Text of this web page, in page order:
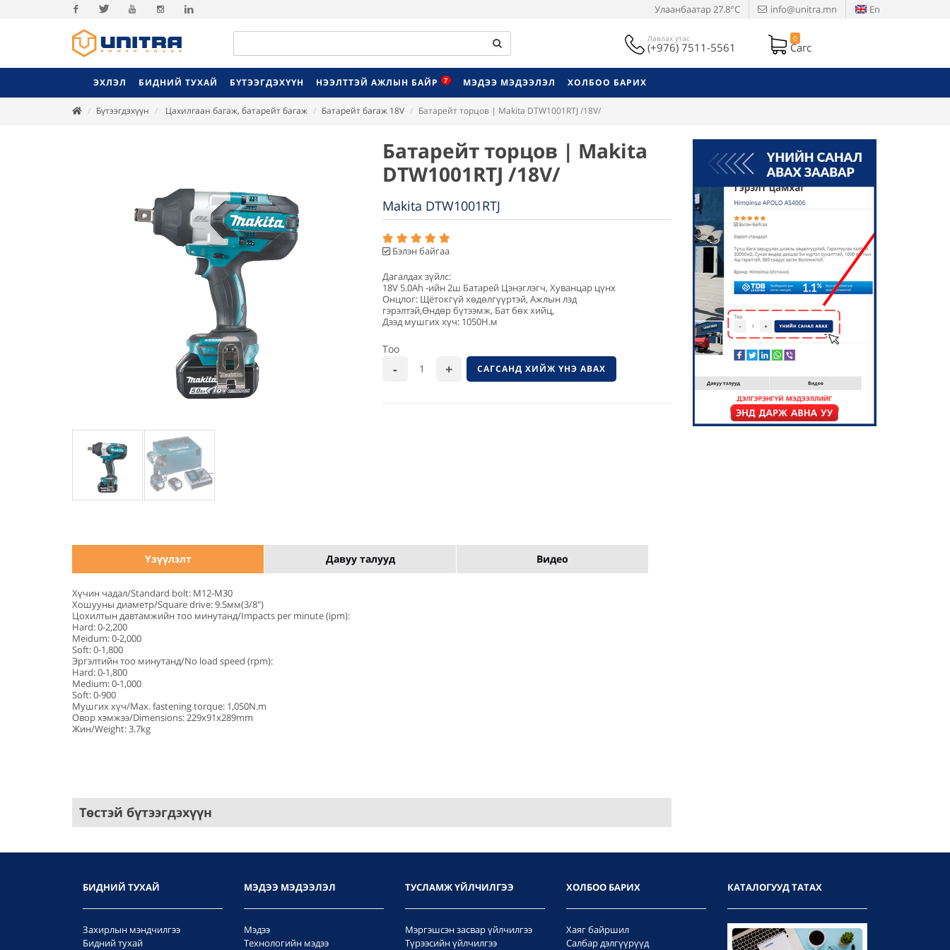
Facebook
Улаанбаатар27.8°C info@unitra.mn En
Лавлах утас
(+976) 7511-5561
0
Сагс
ЭХЛЭЛ БИДНИЙ ТУХАЙ БҮТЭЭГДЭХҮҮН НЭЭЛТТЭЙ АЖЛЫН БАЙР 7 МЭДЭЭ МЭДЭЭЛЭЛ ХОЛБОО БАРИХ
Бүтээгдэхүүн Цахилгаан багаж, батарейт багаж Батарейт багаж 18V Батарейт торцов | Makita DTW1001RTJ /18V/
Батарейт торцов | Makita
DTW1001RTJ /18V/
Makita DTW1001RTJ
Бэлэн байгаа
Дагалдах зүйлс:
18V 5.0Ah -ийн 2ш Батарей Цэнэглэгч, Хуванцар цүнх
Онцлог: Щётокгүй хөдөлгүүртэй, Ажлын лэд
гэрэлтэй,Өндөр бүтээмж, Бат бөх хийц,
Дээд мушгих хүч: 1050Н.м
Тоо
САГСАНД ХИЙЖ ҮНЭ АВАХ
Үзүүлэлт Давуу талууд Видео
Хүчин чадал/Standard bolt: M12-M30
Хошууны диаметр/Square drive: 9.5мм(3/8")
Цохилтын давтамжийн тоо минутанд/Impacts per minute (ipm):
Hard: 0-2,200
Meidum: 0-2,000
Soft: 0-1,800
Эргэлтийн тоо минутанд/No load speed (rpm):
Hard: 0-1,800
Medium: 0-1,000
Soft: 0-900
Мушгих хүч/Max. fastening torque: 1,050N.m
Овор хэмжээ/Dimensions: 229x91x289mm
Жин/Weight: 3.7kg
Төстэй бүтээгдэхүүн
БИДНИЙ ТУХАЙ
Захирлын мэндчилгээ
Бидний тухай
МЭДЭЭ МЭДЭЭЛЭЛ
Мэдээ
Технологийн мэдээ
ТУСЛАМЖ ҮЙЛЧИЛГЭЭ
Мэргэшсэн засвар үйлчилгээ
Түрээсийн үйлчилгээ
ХОЛБОО БАРИХ
Хаяг байршил
Салбар дэлгүүрүүд
КАТАЛОГУУД ТАТАХ